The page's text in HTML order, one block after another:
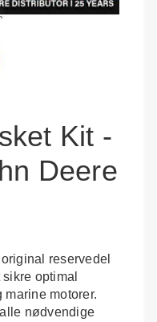
Kit -
Deere
reservedel
optimal
motorer.
nødvendige